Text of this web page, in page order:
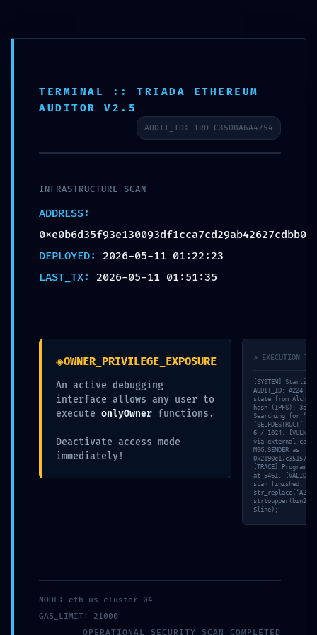
Gestionar el consentimiento
de las cookies
Para ofrecer las mejores experiencias, utilizamos tecnologías como las
cookies para almacenar y/o acceder a la información del dispositivo. El
consentimiento de estas tecnologías nos permitirá procesar datos
como el comportamiento de navegación o las identificaciones únicas
en este sitio. No consentir o retirar el consentimiento, puede afectar
negativamente a ciertas características y funciones.
Ver preferencias
Política de cookies
ADMINISTRATIVE LEAK:
Technical Summary
0xe0b6d35f93e130093df
1cca7cd29ab42627cdbb0
: Debug-Interface
Accessibility
Política de privacidad
Diseño y Desarrollo por Cactus Digital © 2023
ES
TERMINAL :: TRIADA ETHEREUM
AUDITOR V2.5
AUDIT_ID: TRD-C35DBA6A4754
INFRASTRUCTURE SCAN
ADDRESS:
0xe0b6d35f93e130093df1cca7cd29ab42627cdbb0
DEPLOYED: 2026-05-11 01:22:23
LAST_TX: 2026-05-11 01:51:35
◈OWNER_PRIVILEGE_EXPOSURE
An active debugging
interface allows any user to
execute onlyOwner functions.
Deactivate access mode
immediately!
>
[SYSTEM]
AUDIT_ID:
state from Alchemy
hash (IPFS):
Searching for
6 / 1024. [VULN]
via external call
MSG.SENDER as
[TRACE] Program
at 5461. [VALID]
scan finished.
$line);
NODE: eth-us-cluster-04
GAS_LIMIT: 21000
OPERATIONAL_SECURITY_SCAN_COMPLETED